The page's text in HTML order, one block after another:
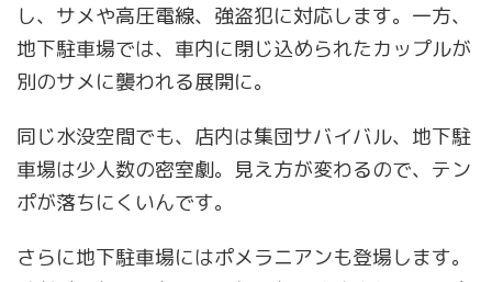
し、サメや高圧電線、強盗犯に対応します。一方、
地下駐車場では、車内に閉じ込められたカップルが
別のサメに襲われる展開に。
同じ水没空間でも、店内は集団サバイバル、地下駐
車場は少人数の密室劇。見え方が変わるので、テン
ポが落ちにくいんです。
さらに地下駐車場にはポメラニアンも登場します。